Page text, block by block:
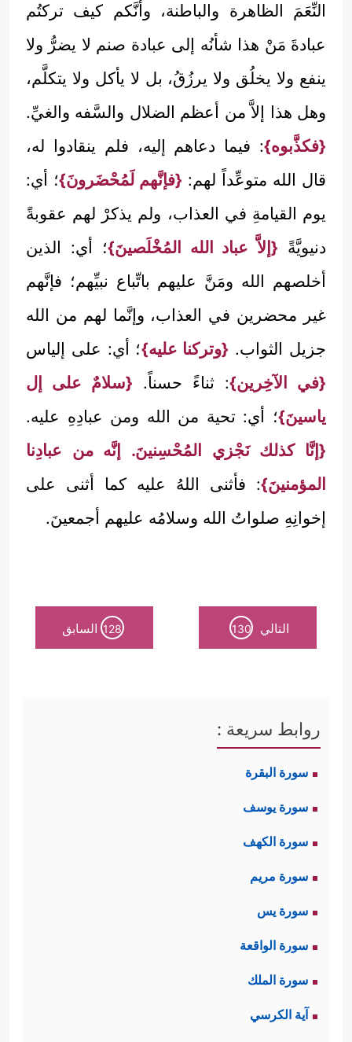
النِّعَمَ الظاهرة والباطنة، وأنَّكم كيف تركتُم
عبادةَ مَنْ هذا شأنُه إلى عبادة صنم لا يضرُّ ولا
ينفع ولا يخلُق ولا يرزُقُ، بل لا يأكل ولا يتكلَّم،
وهل هذا إلاَّ من أعظم الضلال والسَّفه والغيِّ.
{فكذَّبوه}: فيما دعاهم إليه، فلم ينقادوا له،
قال الله متوعِّداً لهم: {فإنَّهم لَمُحْضَرونَ}؛ أي:
يوم القيامةِ في العذاب، ولم يذكرْ لهم عقوبةً
دنيويَّةً {إلاَّ عباد الله المُخْلَصينَ}؛ أي: الذين
أخلصهم الله ومَنَّ عليهم باتِّباع نبيِّهم؛ فإنَّهم
غير محضرين في العذاب، وإنَّما لهم من الله
جزيل الثواب. {وتركنا عليه}؛ أي: على إلياس
{في الآخِرين}: ثناءً حسناً. {سلامٌ على إل
ياسينَ}؛ أي: تحية من الله ومن عبادِهِ عليه.
{إنَّا كذلك نَجْزي المُحْسِنينَ. إنَّه من عبادِنا
المؤمنينَ}: فأثنى اللهُ عليه كما أثنى على
إخوانِهِ صلواتُ الله وسلامُه عليهم أجمعينَ.
التالي 130
128 السابق
روابط سريعة :
سورة البقرة
سورة يوسف
سورة الكهف
سورة مريم
سورة يس
سورة الواقعة
سورة الملك
آية الكرسي